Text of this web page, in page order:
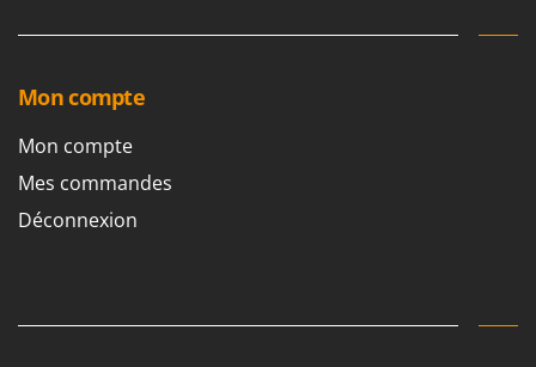
Mon compte
Mon compte
Mes commandes
Déconnexion